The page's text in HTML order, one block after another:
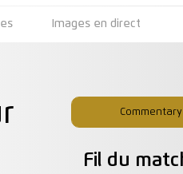
Images en direct
Commentary
Fil du